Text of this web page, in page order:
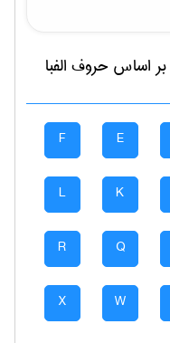
بر اساس حروف الفبا
E
F
K
L
Q
R
W
X